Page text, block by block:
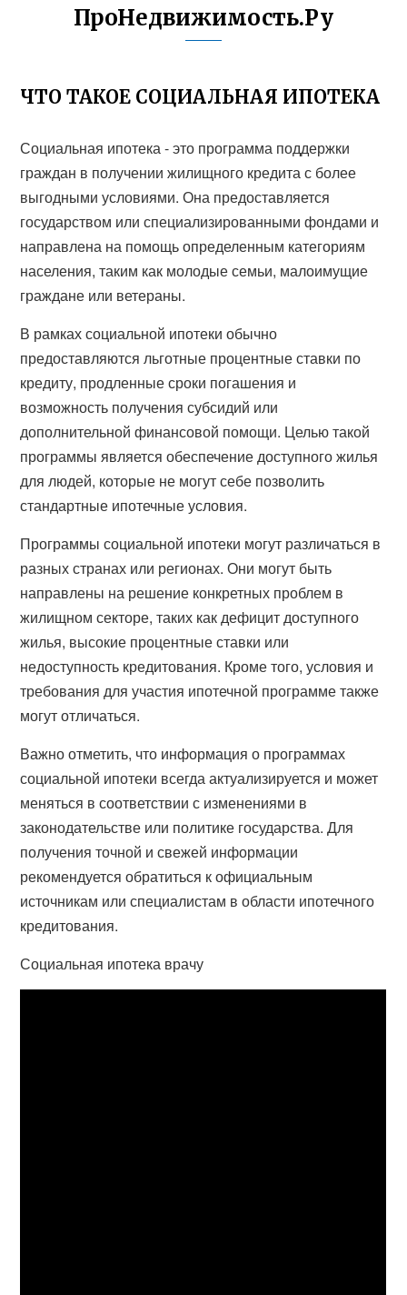
ПроНедвижимость.Ру
ЧТО ТАКОЕ СОЦИАЛЬНАЯ ИПОТЕКА
Социальная ипотека - это программа поддержки
граждан в получении жилищного кредита с более
выгодными условиями. Она предоставляется
государством или специализированными фондами и
направлена на помощь определенным категориям
населения, таким как молодые семьи, малоимущие
граждане или ветераны.
В рамках социальной ипотеки обычно
предоставляются льготные процентные ставки по
кредиту, продленные сроки погашения и
возможность получения субсидий или
дополнительной финансовой помощи. Целью такой
программы является обеспечение доступного жилья
для людей, которые не могут себе позволить
стандартные ипотечные условия.
Программы социальной ипотеки могут различаться в
разных странах или регионах. Они могут быть
направлены на решение конкретных проблем в
жилищном секторе, таких как дефицит доступного
жилья, высокие процентные ставки или
недоступность кредитования. Кроме того, условия и
требования для участия ипотечной программе также
могут отличаться.
Важно отметить, что информация о программах
социальной ипотеки всегда актуализируется и может
меняться в соответствии с изменениями в
законодательстве или политике государства. Для
получения точной и свежей информации
рекомендуется обратиться к официальным
источникам или специалистам в области ипотечного
кредитования.
Социальная ипотека врачу